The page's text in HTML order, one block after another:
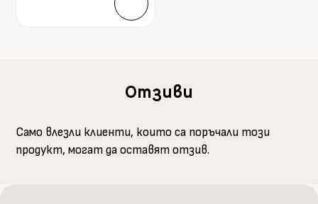
Отзиви
Само влезли клиенти, които са поръчали този
продукт, могат да оставят отзив.